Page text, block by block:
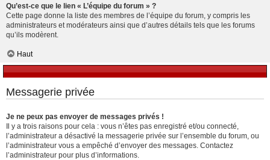
Qu’est-ce que le lien « L’équipe du forum » ?
Cette page donne la liste des membres de l’équipe du forum, y compris les
administrateurs et modérateurs ainsi que d’autres détails tels que les forums
qu’ils modèrent.
Haut
Messagerie privée
Je ne peux pas envoyer de messages privés !
Il y a trois raisons pour cela : vous n’êtes pas enregistré et/ou connecté,
l’administrateur a désactivé la messagerie privée sur l’ensemble du forum, ou
l’administrateur vous a empêché d’envoyer des messages. Contactez
l’administrateur pour plus d’informations.